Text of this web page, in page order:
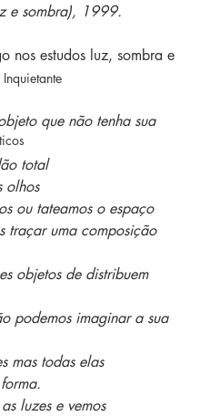
e sombra), 1999.
nos estudos luz, sombra e
que não tenha sua
total
olhos
ou tateamos o espaço
traçar uma composição
objetos de distribuem
podemos imaginar a sua
mas todas elas
luzes e vemos